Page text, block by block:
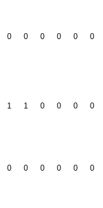
0 0 0 0 0 0
1 1 0 0 0 0
0 0 0 0 0 0